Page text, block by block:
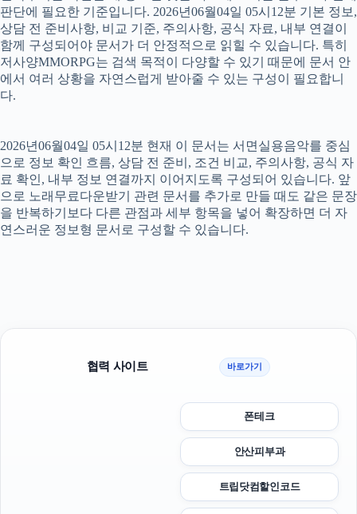
판단에 필요한 기준입니다. 2026년06월04일 05시12분 기본 정보,
상담 전 준비사항, 비교 기준, 주의사항, 공식 자료, 내부 연결이
함께 구성되어야 문서가 더 안정적으로 읽힐 수 있습니다. 특히
저사양MMORPG는 검색 목적이 다양할 수 있기 때문에 문서 안
에서 여러 상황을 자연스럽게 받아줄 수 있는 구성이 필요합니
다.
2026년06월04일 05시12분 현재 이 문서는 서면실용음악를 중심
으로 정보 확인 흐름, 상담 전 준비, 조건 비교, 주의사항, 공식 자
료 확인, 내부 정보 연결까지 이어지도록 구성되어 있습니다. 앞
으로 노래무료다운받기 관련 문서를 추가로 만들 때도 같은 문장
을 반복하기보다 다른 관점과 세부 항목을 넣어 확장하면 더 자
연스러운 정보형 문서로 구성할 수 있습니다.
협력 사이트 바로가기
폰테크
안산피부과
트립닷컴할인코드